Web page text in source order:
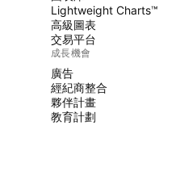
Lightweight Charts™
高級圖表
交易平台
成長機會
廣告
經紀商整合
夥伴計畫
教育計劃